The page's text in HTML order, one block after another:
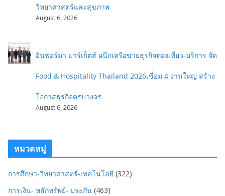
วิทยาศาสตร์และสุขภาพ
August 6, 2026
อินฟอร์มา มาร์เก็ตส์ ผนึกเครือข่ายธุรกิจท่องเที่ยว-บริการ จัด
Food & Hospitality Thailand 2026เชื่อม 4 งานใหญ่ สร้าง
โอกาสธุรกิจครบวงจร
August 6, 2026
หมวดหมู่
การศึกษา-วิทยาศาสตร์-เทคโนโลยี (322)
การเงิน- หลักทรัพย์- ประกัน (463)